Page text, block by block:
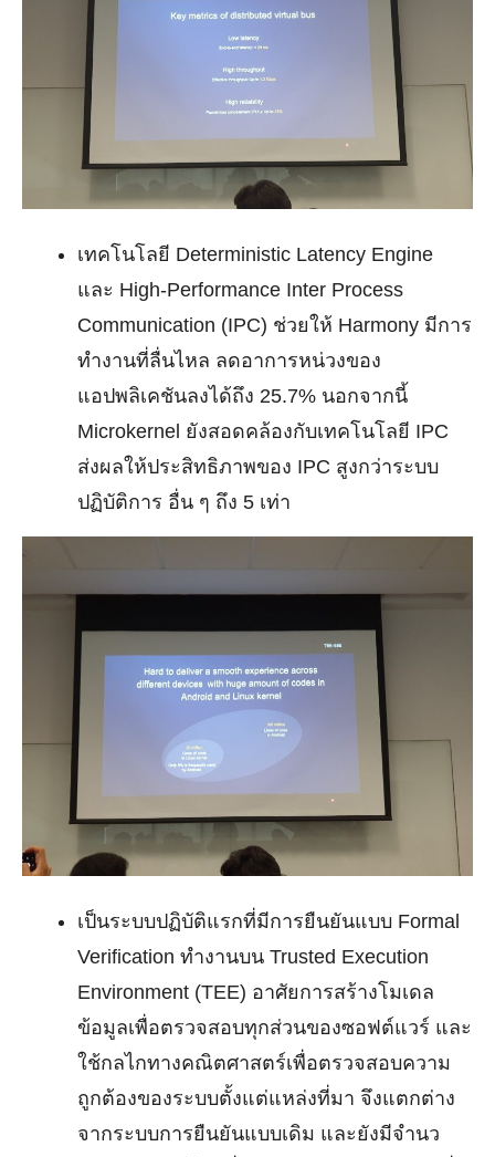
เทคโนโลยี Deterministic Latency Engine
และ High-Performance Inter Process
Communication (IPC) ช่วยให้ Harmony มีการ
ทํางานที่ลื่นไหล ลดอาการหน่วงของ
แอปพลิเคชันลงได้ถึง 25.7% นอกจากนี้
Microkernel ยังสอดคล้องกับเทคโนโลยี IPC
ส่งผลให้ประสิทธิภาพของ IPC สูงกว่าระบบ
ปฏิบัติการ อื่น ๆ ถึง 5 เท่า
เป็นระบบปฏิบัติแรกที่มีการยืนยันแบบ Formal
Verification ทํางานบน Trusted Execution
Environment (TEE) อาศัยการสร้างโมเดล
ข้อมูลเพื่อตรวจสอบทุกส่วนของซอฟต์แวร์ และ
ใช้กลไกทางคณิตศาสตร์เพื่อตรวจสอบความ
ถูกต้องของระบบตั้งแต่แหล่งที่มา จึงแตกต่าง
จากระบบการยืนยันแบบเดิม และยังมีจํานว